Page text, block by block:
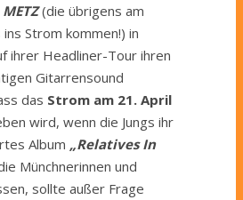
METZ(die übrigens am
Strom kommen!) in
ihrer Headliner-Tour ihren
Gitarrensound
das Strom am 21. April
wird, wenn die Jungs ihr
Album „Relatives In
Münchnerinnen und
sollte außer Frage